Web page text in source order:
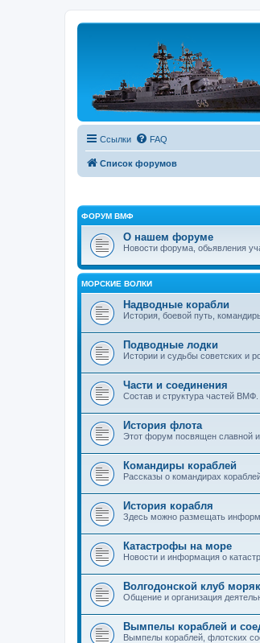
Ссылки FAQ
Список форумов
ФОРУМ ВМФ
О нашем форуме
Новости форума, обьявления
МОРСКИЕ ВОЛКИ
Надводные корабли
История, боевой путь,
Подводные лодки
Истории и судьбы советских и
Части и соединения
Состав и структура частей
История флота
Этот форум посвящен славной
Командиры кораблей
Рассказы о командирах
История корабля
Здесь можно размещать
Катастрофы на море
Новости и информация о
Волгодонской клуб
Общение и организация
Вымпелы кораблей и
Вымпелы кораблей, флотских